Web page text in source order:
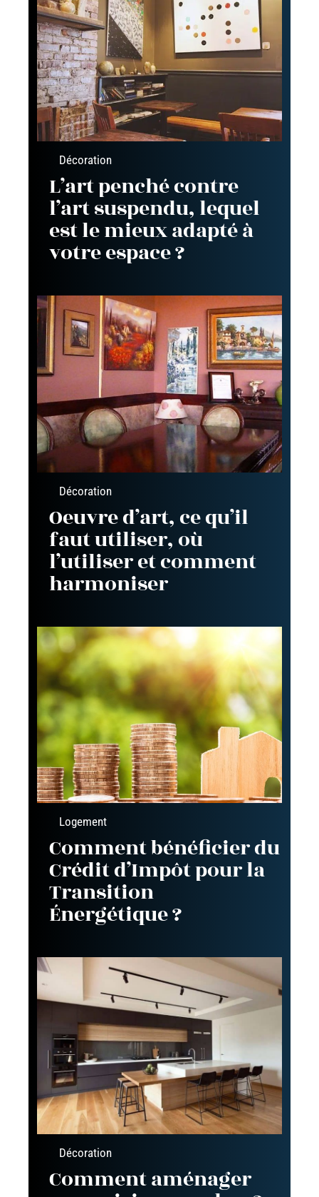
Décoration
L’art penché contre
l’art suspendu, lequel
est le mieux adapté à
votre espace ?
Décoration
Oeuvre d’art, ce qu’il
faut utiliser, où
l’utiliser et comment
harmoniser
Logement
Comment bénéficier du
Crédit d’Impôt pour la
Transition
Énergétique ?
Décoration
Comment aménager